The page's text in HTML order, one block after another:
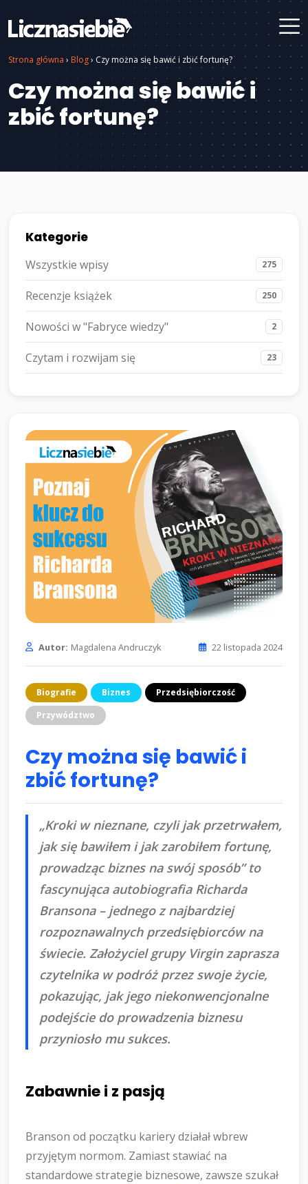
Strona główna › Blog› Czy można się bawić i zbić fortunę?
Czy można się bawić i
zbić fortunę?
Kategorie
Wszystkie wpisy 275
Recenzje książek 250
Nowości w "Fabryce wiedzy" 2
Czytam i rozwijam się 23
Autor: Magdalena Andruczyk 22 listopada 2024
Biografie Biznes
Przedsiębiorczość
Przywództwo
Czy można się bawić i
zbić fortunę?
„Kroki w nieznane, czyli jak przetrwałem,
jak się bawiłem i jak zarobiłem fortunę,
prowadząc biznes na swój sposób” to
fascynująca autobiografia Richarda
Bransona – jednego z najbardziej
rozpoznawalnych przedsiębiorców na
świecie. Założyciel grupy Virgin zaprasza
czytelnika w podróż przez swoje życie,
pokazując, jak jego niekonwencjonalne
podejście do prowadzenia biznesu
przyniosło mu sukces.
Zabawnie i z pasją
Branson od początku kariery działał wbrew
przyjętym normom. Zamiast stawiać na
standardowe strategie biznesowe, zawsze szukał